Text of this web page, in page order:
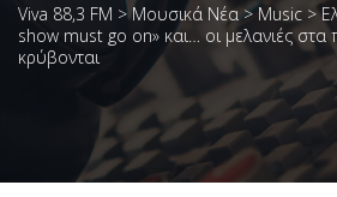
Viva 88,3 FM >Μουσικά Νέα>Music >
show must go on» και… οι μελανιές στα
κρύβονται